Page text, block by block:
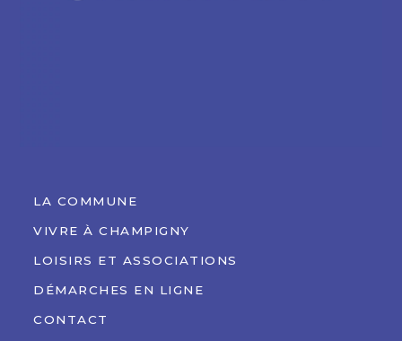
LA COMMUNE
VIVRE À CHAMPIGNY
LOISIRS ET ASSOCIATIONS
DÉMARCHES EN LIGNE
CONTACT